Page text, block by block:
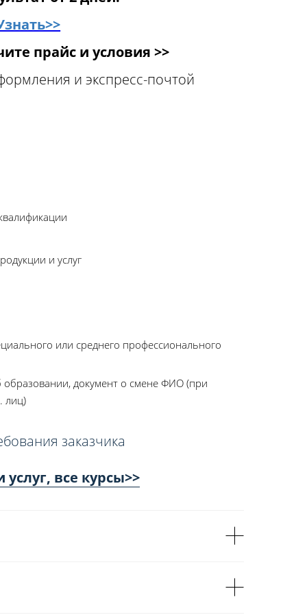
прайс и условия >>
и экспресс-почтой
и услуг
или среднего профессионального
документ о смене ФИО (при
лиц)
заказчика
все курсы>>